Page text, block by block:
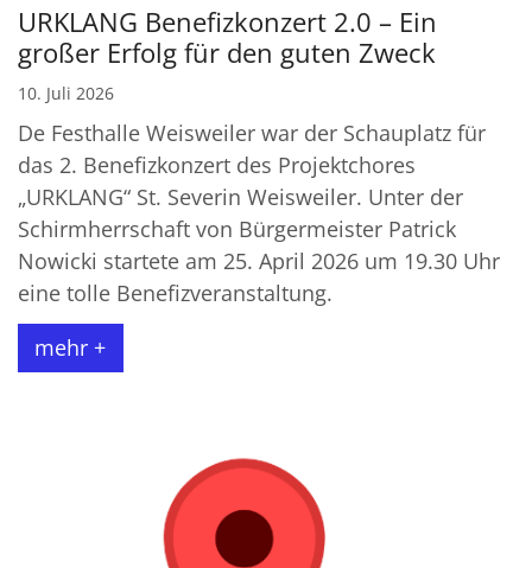
URKLANG Benefizkonzert 2.0 – Ein
großer Erfolg für den guten Zweck
10. Juli 2026
De Festhalle Weisweiler war der Schauplatz für
das 2. Benefizkonzert des Projektchores
„URKLANG“ St. Severin Weisweiler. Unter der
Schirmherrschaft von Bürgermeister Patrick
Nowicki startete am 25. April 2026 um 19.30 Uhr
eine tolle Benefizveranstaltung.
mehr +